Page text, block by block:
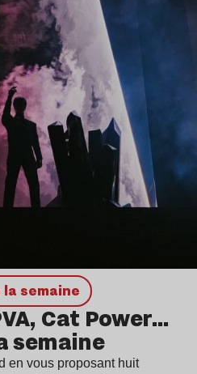
la semaine
Cat Power…
semaine
en vous proposant huit